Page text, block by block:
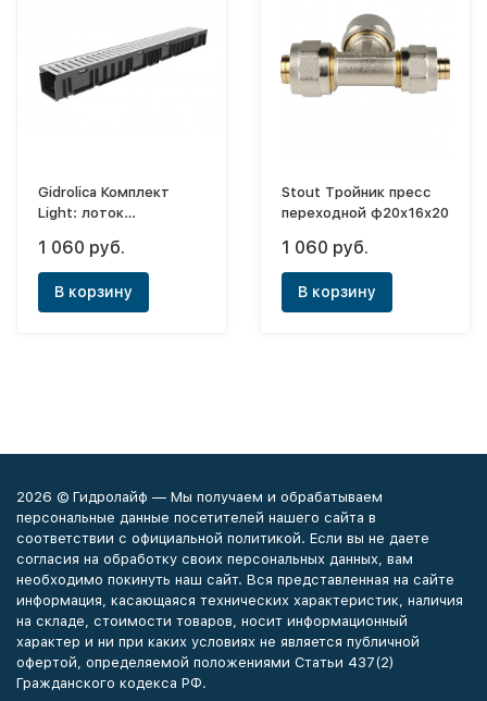
Gidrolica Комплект
Light: лоток
ЛВ-10.11,5.9,5 -
пластиковый с
решеткой
РВ-10.10,8.100
1 060 руб.
В корзину
Stout Тройник пресс
переходной ф20х16х20
1 060 руб.
В корзину
2026 © Гидролайф — Мы получаем и обрабатываем
персональные данные посетителей нашего сайта в
соответствии с официальной политикой. Если вы не даете
согласия на обработку своих персональных данных, вам
необходимо покинуть наш сайт. Вся представленная на сайте
информация, касающаяся технических характеристик, наличия
на складе, стоимости товаров, носит информационный
характер и ни при каких условиях не является публичной
офертой, определяемой положениями Статьи 437(2)
Гражданского кодекса РФ.